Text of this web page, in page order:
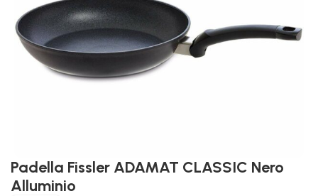
Padella Fissler ADAMAT CLASSIC Nero
Alluminio